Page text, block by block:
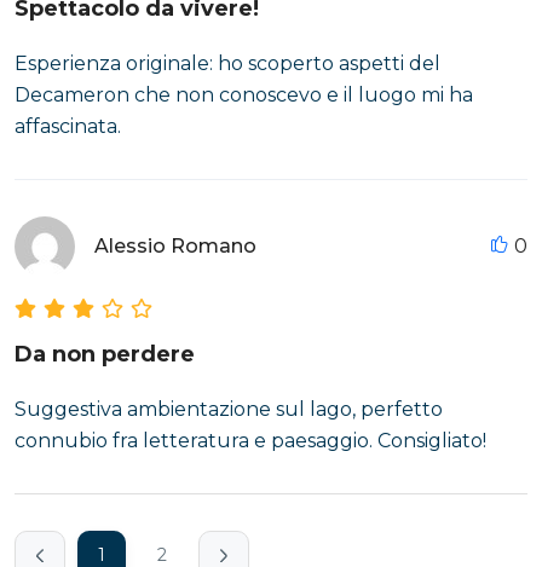
Spettacolo da vivere!
Esperienza originale: ho scoperto aspetti del
Decameron che non conoscevo e il luogo mi ha
affascinata.
Alessio Romano 0
Da non perdere
Suggestiva ambientazione sul lago, perfetto
connubio fra letteratura e paesaggio. Consigliato!
1 2